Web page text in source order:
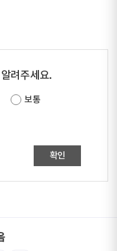
려주세요.
보통
확인